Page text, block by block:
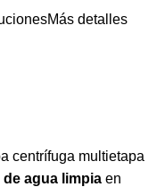
Más detalles
centrífuga multietapa
agua limpia en